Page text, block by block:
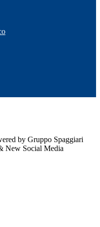
by Gruppo Spaggiari
New Social Media